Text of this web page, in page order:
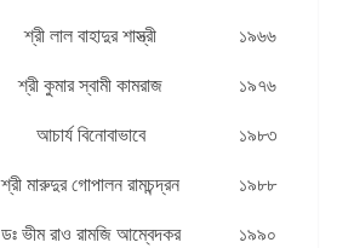
শ্রী লাল বাহাদুর শাস্ত্রী
১৯৬৬
শ্রী কুমার স্বামী কামরাজ
১৯৭৬
আচার্য বিনোবাভাবে
১৯৮৩
শ্রী মারুদুর গোপালন রামচন্দ্রন
১৯৮৮
ডঃ ভীম রাও রামজি আম্বেদকর
১৯৯০